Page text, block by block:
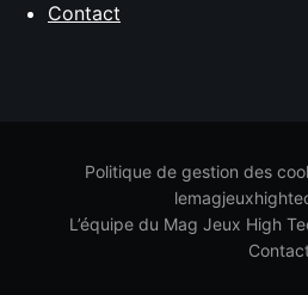
Contact
Politique de gestion des
L’équipe du Mag Jeux High